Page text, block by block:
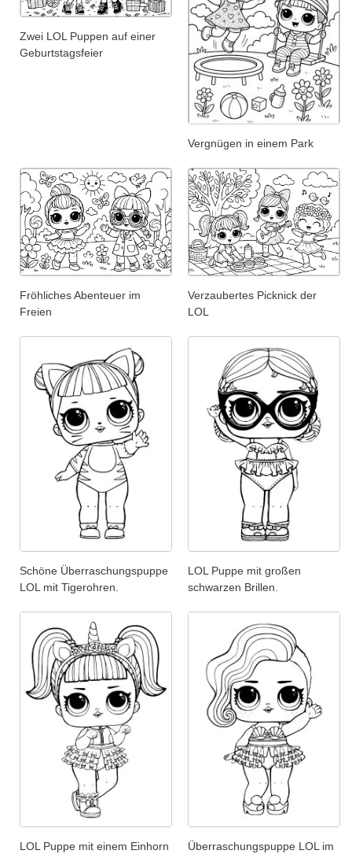
Zwei LOL Puppen auf einer
Geburtstagsfeier
Vergnügen in einem Park
Fröhliches Abenteuer im
Freien
Verzaubertes Picknick der
LOL
Schöne Überraschungspuppe
LOL mit Tigerohren.
LOL Puppe mit großen
schwarzen Brillen.
LOL Puppe mit einem Einhorn Überraschungspuppe LOL im